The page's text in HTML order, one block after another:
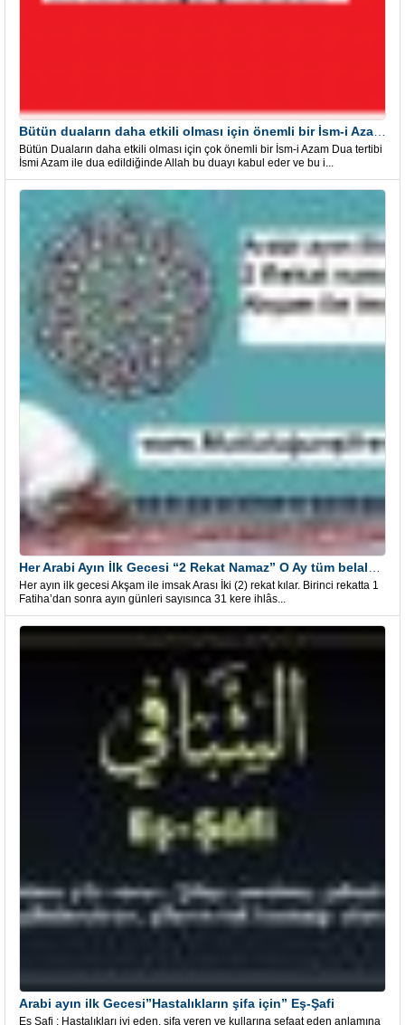
Bütün Duaların daha etkili olması için çok önemli bir İsm-i Azam Dua tertibi
İsmi Azam ile dua edildiğinde Allah bu duayı kabul eder ve bu i...
Her ayın ilk gecesi Akşam ile imsak Arası İki (2) rekat kılar. Birinci rekatta 1
Fatiha’dan sonra ayın günleri sayısınca 31 kere ihlâs...
Arabi ayın ilk Gecesi”Hastalıkların şifa için” Eş-Şafi
Eş Şafi ; Hastalıkları iyi eden, şifa veren ve kullarına şefaat eden anlamına